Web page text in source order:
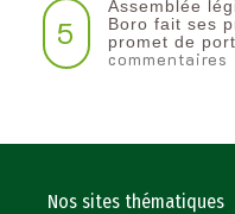
5
Assemblée
Boro fait ses
promet de
commentaires
Nos sites thématiques